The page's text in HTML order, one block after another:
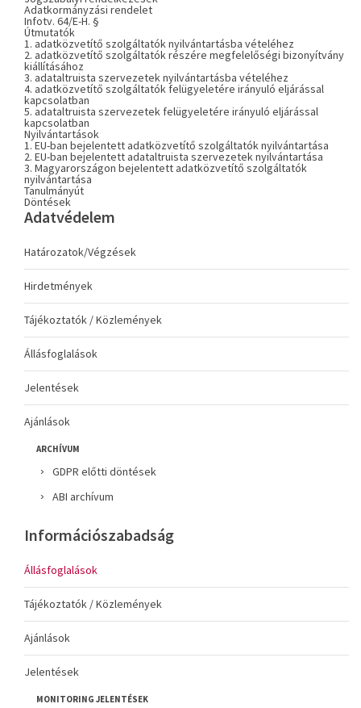
Adatkormányzási rendelet
Infotv. 64/E-H. §
Útmutatók
1. adatközvetítő szolgáltatók nyilvántartásba vételéhez
2. adatközvetítő szolgáltatók részére megfelelőségi bizonyítvány
kiállításához
3. adataltruista szervezetek nyilvántartásba vételéhez
4. adatközvetítő szolgáltatók felügyeletére irányuló eljárással
kapcsolatban
5. adataltruista szervezetek felügyeletére irányuló eljárással
kapcsolatban
Nyilvántartások
1. EU-ban bejelentett adatközvetítő szolgáltatók nyilvántartása
2. EU-ban bejelentett adataltruista szervezetek nyilvántartása
3. Magyarországon bejelentett adatközvetítő szolgáltatók
nyilvántartása
Tanulmányút
Döntések
Adatvédelem
Határozatok/Végzések
Hirdetmények
Tájékoztatók / Közlemények
Állásfoglalások
Jelentések
Ajánlások
ARCHÍVUM
GDPR előtti döntések
ABI archívum
Információszabadság
Állásfoglalások
Tájékoztatók / Közlemények
Ajánlások
Jelentések
MONITORING JELENTÉSEK